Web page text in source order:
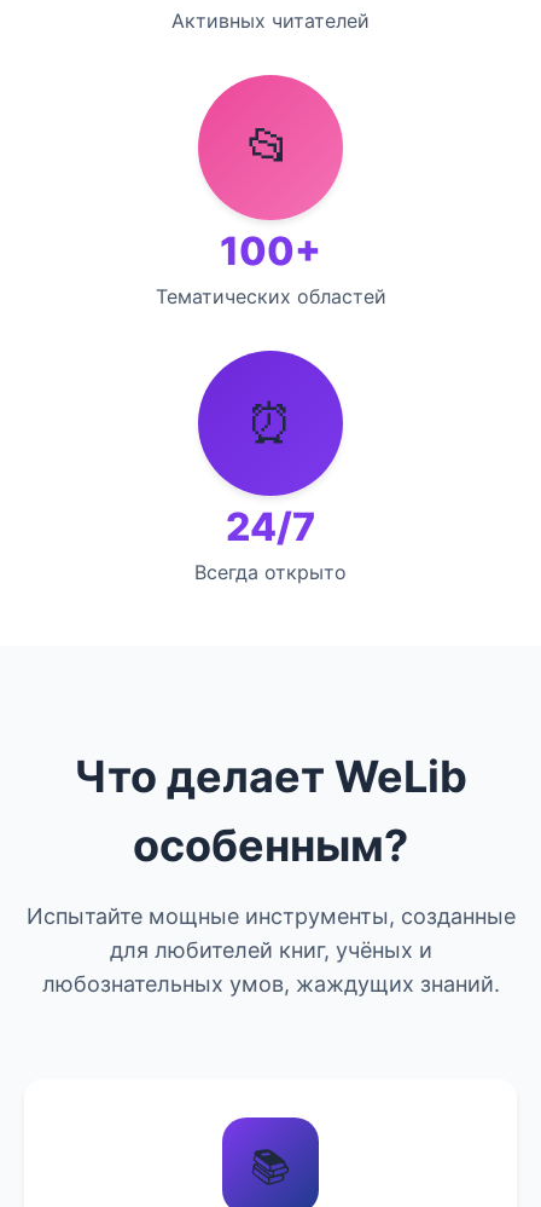
Активных читателей
📂
100+
Тематических областей
⏰
24/7
Всегда открыто
Что делает WeLib
особенным?
Испытайте мощные инструменты, созданные
для любителей книг, учёных и
любознательных умов, жаждущих знаний.
📚